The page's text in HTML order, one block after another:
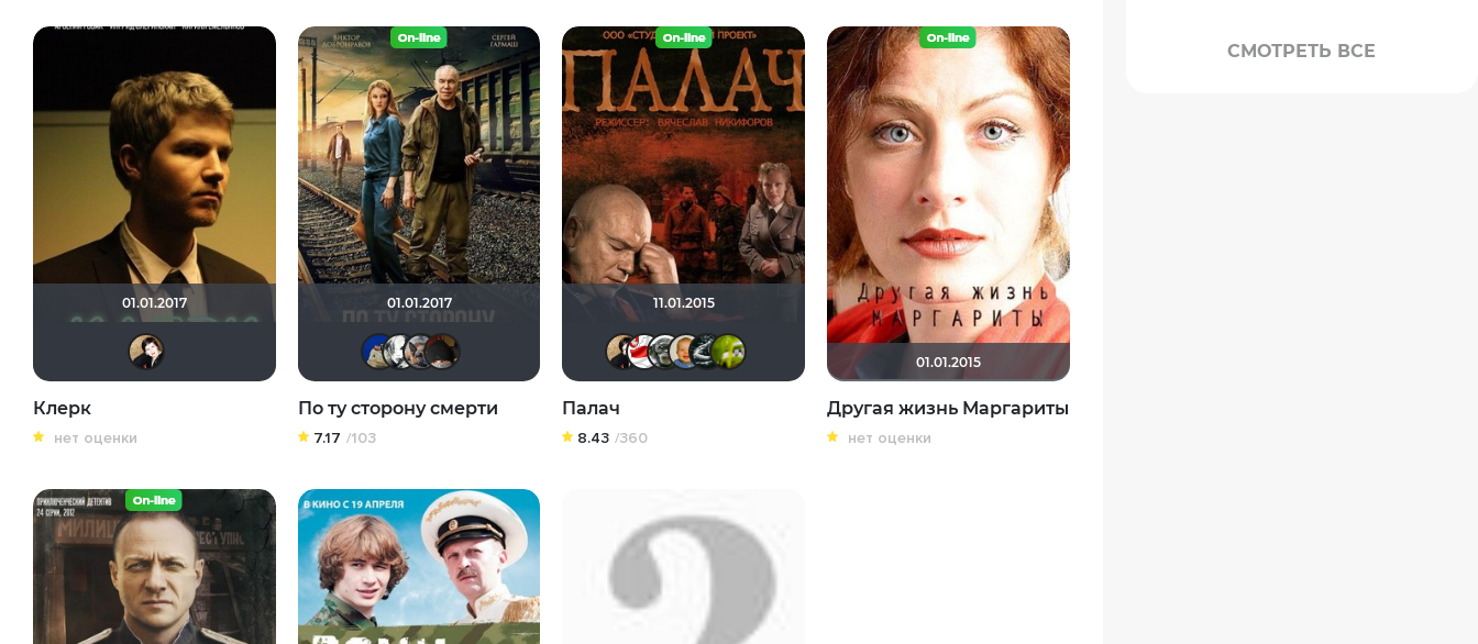
01.01.2017
Клерк
нет оценки
01.01.2017
По ту сторону смерти
7.17 /103
11.01.2015
NatellaVB
Dimman1991
Serega44
maxx2035
Большой любитель кино
antistress
Палач
8.43 /360
01.01.2015
Другая жизнь Маргариты
нет оценки
СМОТРЕТЬ ВСЕ